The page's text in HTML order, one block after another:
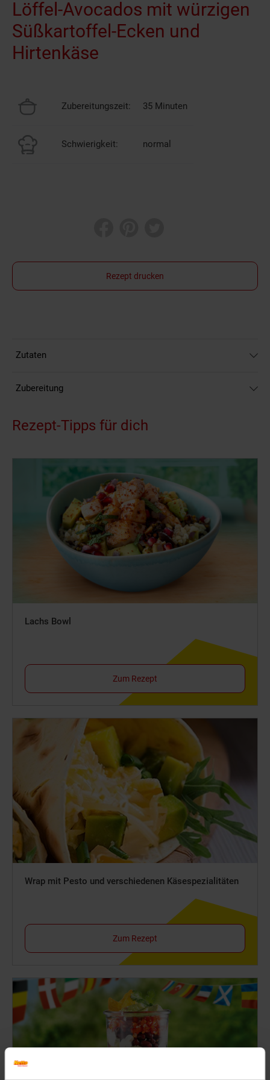
Löffel-Avocados mit würzigen
Süßkartoffel-Ecken und
Hirtenkäse
Zubereitungszeit: 35 Minuten
Schwierigkeit: normal
Rezept drucken
Zutaten
Zubereitung
Rezept-Tipps für dich
Lachs Bowl
Zum Rezept
Wrap mit Pesto und verschiedenen Käsespezialitäten
Zum Rezept